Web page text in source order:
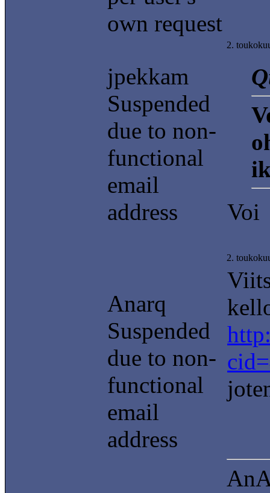
own request
jpekkam
Suspended
due to non-
functional
email
address
2.
Voi
Anarq
Suspended
due to non-
functional
email
address
2.